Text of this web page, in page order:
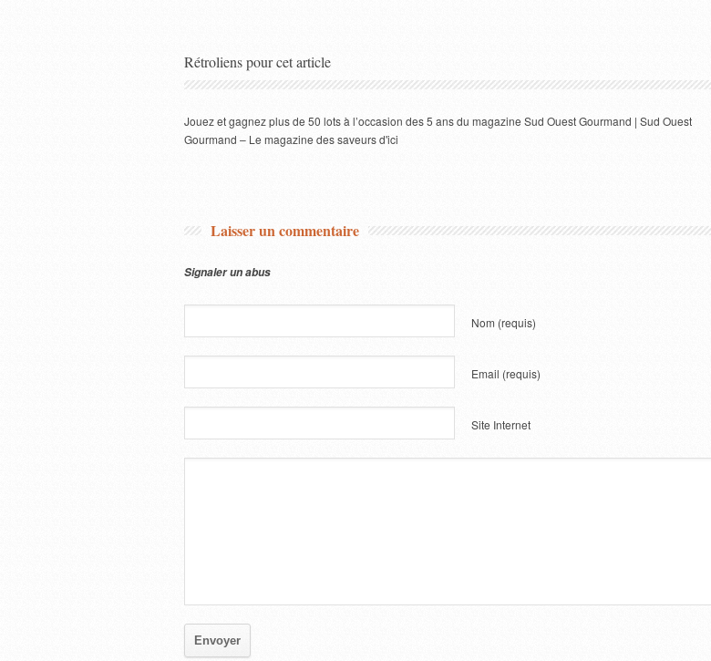
Rétroliens pour cet article
Jouez et gagnez plus de 50 lots à l’occasion des 5 ans du magazine Sud Ouest Gourmand | Sud Ouest
Gourmand – Le magazine des saveurs d'ici
Laisser un commentaire
Signaler un abus
Nom (requis)
Email (requis)
Site Internet